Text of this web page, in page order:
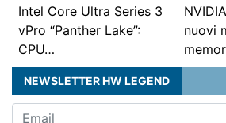
Intel Core Ultra Series 3
vPro “Panther Lake”:
CPU…
nuovi
NEWSLETTER HW LEGEND